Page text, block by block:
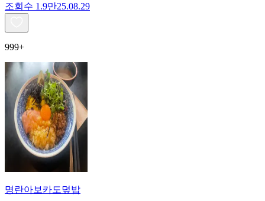
조회수 1.9만25.08.29
999+
명란아보카도덮밥